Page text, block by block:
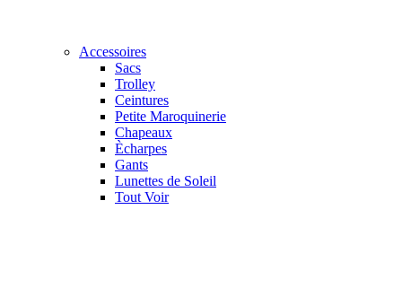
Accessoires
Sacs
Trolley
Ceintures
Petite Maroquinerie
Chapeaux
Ècharpes
Gants
Lunettes de Soleil
Tout Voir